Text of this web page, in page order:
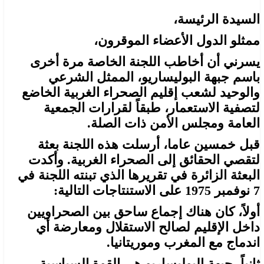
السيدة الرئيسة،
ممثلو الدول الأعضاء الموقرون،
يسرني أن أخاطب اللجنة الخاصة مرة أخرى
باسم جبهة البوليساريو، الممثل الشرعي
والوحيد لشعب إقليم الصحراء الغربية الخاضع
لتصفية الاستعمار، طبقاً لقرارات الجمعية
العامة ومجلس الأمن ذات الصلة.
قبل خمسين عاما، أرسلت هذه اللجنة بعثة
لتقصي الحقائق إلى الصحراء الغربية. وأكدت
البعثة الزائرة في تقريرها الذي تبنته اللجنة في
7 نوفمبر 1975 على الاستنتاجات التالية:
أولاً، كان هناك إجماع ساحق بين الصحراويين
داخل الإقليم لصالح الاستقلال ومعارضة أي
اندماج مع المغرب وموريتانيا.